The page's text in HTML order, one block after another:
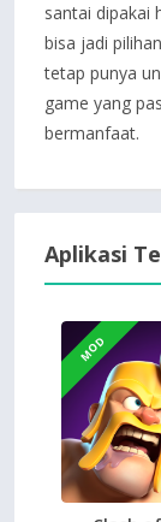
santai dipakai
bisa jadi
tetap punya
game yang
bermanfaat.
Aplikasi
MOD